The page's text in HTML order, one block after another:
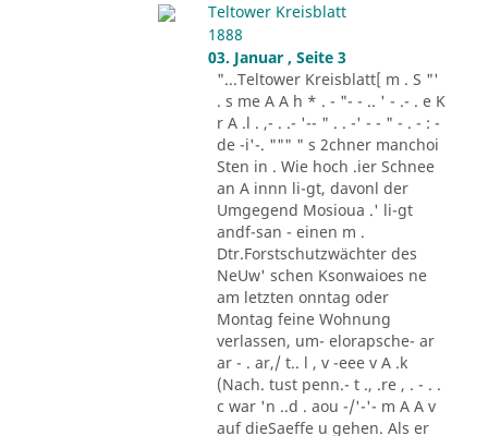
Teltower Kreisblatt
1888
03. Januar , Seite 3
"...Teltower Kreisblatt[ m . S "'
. s me A A h * . - "- - .. ' - .- . e K
r A .l . ,- . .- '-- " . . -' - - " - . - : -
de -i'-. """ " s 2chner manchoi
Sten in . Wie hoch .ier Schnee
an A innn li-gt, davonl der
Umgegend Mosioua .' li-gt
andf-san - einen m .
Dtr.Forstschutzwächter des
NeUw' schen Ksonwaioes ne
am letzten onntag oder
Montag feine Wohnung
verlassen, um- elorapsche- ar
ar - . ar,/ t.. l , v -eee v A .k
(Nach. tust penn.- t ., .re , . - . .
c war 'n ..d . aou -/'-'- m A A v
auf dieSaeffe u gehen. Als er